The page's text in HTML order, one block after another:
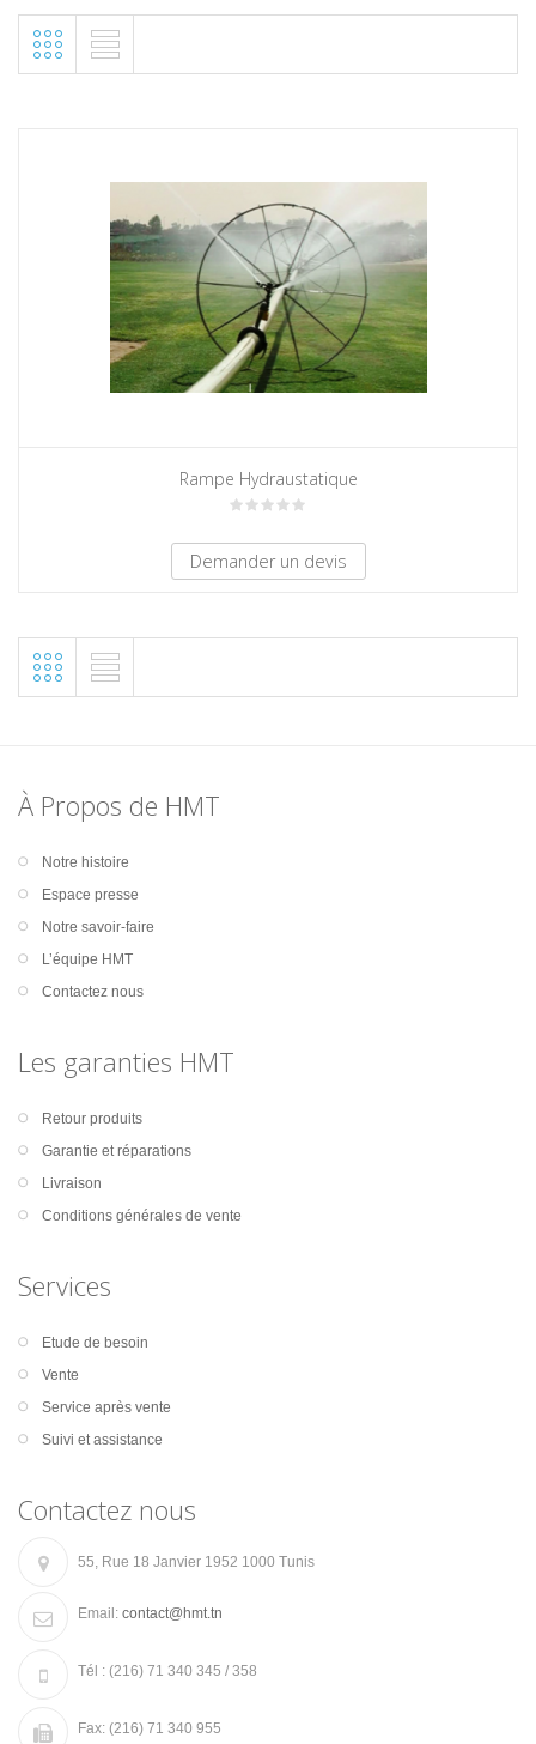
Rampe Hydraustatique
À Propos de HMT
Notre histoire
Espace presse
Notre savoir-faire
L’équipe HMT
Contactez nous
Les garanties HMT
Retour produits
Garantie et réparations
Livraison
Conditions générales de vente
Services
Etude de besoin
Vente
Service après vente
Suivi et assistance
Contactez nous
55, Rue 18 Janvier 1952 1000 Tunis
Email: contact@hmt.tn
Tél : (216) 71 340 345 / 358
Fax: (216) 71 340 955